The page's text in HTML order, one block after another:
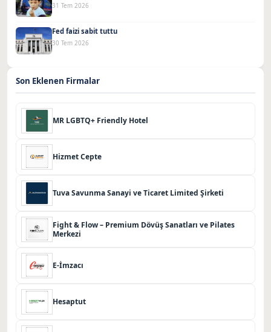
31 Tem 2026
Fed faizi sabit tuttu
30 Tem 2026
Son Eklenen Firmalar
MR LGBTQ+ Friendly Hotel
Hizmet Cepte
Tuva Savunma Sanayi ve Ticaret Limited Şirketi
Fight & Flow – Premium Dövüş Sanatları ve Pilates
Merkezi
E-İmzacı
Hesaptut